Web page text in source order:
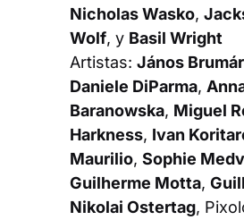
Nicholas Wasko,
Wolf, y Basil Wright
Artistas: János Brumár
Daniele DiParma,
Baranowska, Miguel
Harkness, Ivan
Maurilio, Sophie
Guilherme Motta,
Nikolai Ostertag,